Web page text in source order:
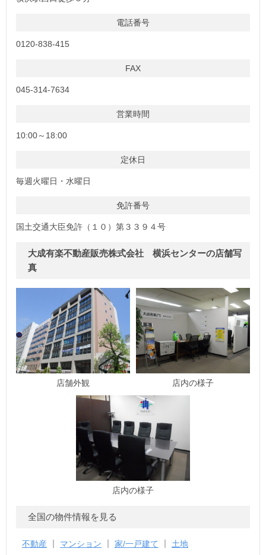
電話番号
0120-838-415
FAX
045-314-7634
営業時間
10:00～18:00
定休日
毎週火曜日・水曜日
免許番号
国土交通大臣免許（１０）第３３９４号
大成有楽不動産販売株式会社 横浜センターの店舗写
真
店舗外観 店内の様子
店内の様子
全国の物件情報を見る
不動産 マンション 家/一戸建て 土地